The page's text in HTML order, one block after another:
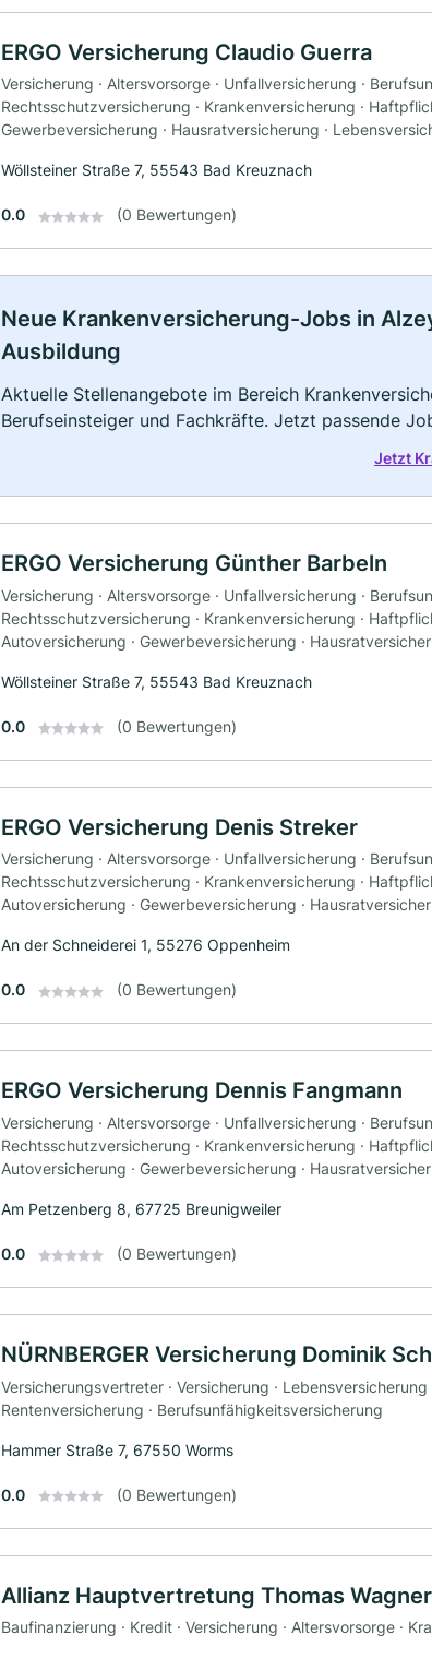
ERGO Versicherung Claudio Guerra
Versicherung · Altersvorsorge · Unfallversicherung ·
Rechtsschutzversicherung · Krankenversicherung ·
Gewerbeversicherung · Hausratversicherung ·
Wöllsteiner Straße 7, 55543 Bad Kreuznach
0.0 (0 Bewertungen)
Neue Krankenversicherung-Jobs in
Ausbildung
Aktuelle Stellenangebote im Bereich
Berufseinsteiger und Fachkräfte. Jetzt passende
Jetzt
ERGO Versicherung Günther Barbeln
Versicherung · Altersvorsorge · Unfallversicherung ·
Rechtsschutzversicherung · Krankenversicherung ·
Autoversicherung · Gewerbeversicherung ·
Wöllsteiner Straße 7, 55543 Bad Kreuznach
0.0 (0 Bewertungen)
ERGO Versicherung Denis Streker
Versicherung · Altersvorsorge · Unfallversicherung ·
Rechtsschutzversicherung · Krankenversicherung ·
Autoversicherung · Gewerbeversicherung ·
An der Schneiderei 1, 55276 Oppenheim
0.0 (0 Bewertungen)
ERGO Versicherung Dennis Fangmann
Versicherung · Altersvorsorge · Unfallversicherung ·
Rechtsschutzversicherung · Krankenversicherung ·
Autoversicherung · Gewerbeversicherung ·
Am Petzenberg 8, 67725 Breunigweiler
0.0 (0 Bewertungen)
NÜRNBERGER Versicherung Dominik
Versicherungsvertreter · Versicherung · Lebensversicherung
Rentenversicherung · Berufsunfähigkeitsversicherung
Hammer Straße 7, 67550 Worms
0.0 (0 Bewertungen)
Allianz Hauptvertretung Thomas Wagner
Baufinanzierung · Kredit · Versicherung · Altersvorsorge ·